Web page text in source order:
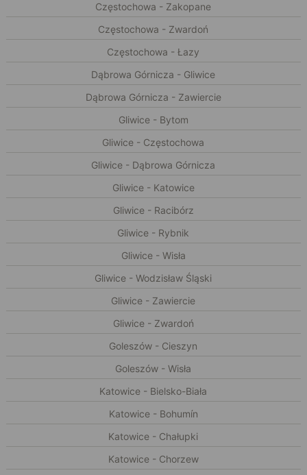
Częstochowa - Zakopane
Częstochowa - Zwardoń
Częstochowa - Łazy
Dąbrowa Górnicza - Gliwice
Dąbrowa Górnicza - Zawiercie
Gliwice - Bytom
Gliwice - Częstochowa
Gliwice - Dąbrowa Górnicza
Gliwice - Katowice
Gliwice - Racibórz
Gliwice - Rybnik
Gliwice - Wisła
Gliwice - Wodzisław Śląski
Gliwice - Zawiercie
Gliwice - Zwardoń
Goleszów - Cieszyn
Goleszów - Wisła
Katowice - Bielsko-Biała
Katowice - Bohumín
Katowice - Chałupki
Katowice - Chorzew